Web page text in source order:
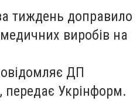
тиждень доправило
медичних виробів на
ДП
передає Укрінформ.